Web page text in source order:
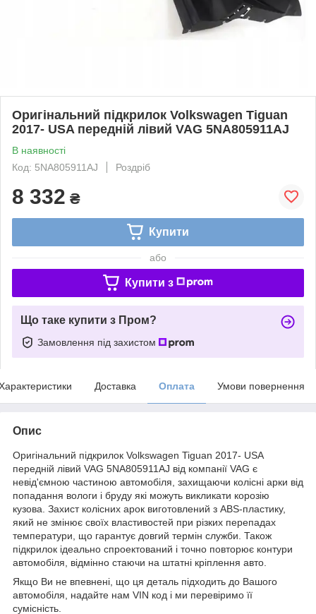
Оригінальний підкрилок Volkswagen Tiguan
2017- USA передній лівий VAG 5NA805911AJ
В наявності
Код: 5NA805911AJ
Роздріб
8 332 ₴
Купити
або
Купити з
Що таке купити з Пром?
Замовлення під захистом
Доставка Оплата Умови повернення
Опис
Оригінальний підкрилок Volkswagen Tiguan 2017- USA
передній лівий VAG 5NA805911AJ від компанії VAG є
невід'ємною частиною автомобіля, захищаючи колісні арки від
попадання вологи і бруду які можуть викликати корозію
кузова. Захист колісних арок виготовлений з ABS-пластику,
який не змінює своїх властивостей при різких перепадах
температури, що гарантує довгий термін служби. Також
підкрилок ідеально спроектований і точно повторює контури
автомобіля, відмінно стаючи на штатні кріплення авто.
Якщо Ви не впевнені, що ця деталь підходить до Вашого
автомобіля, надайте нам VIN код і ми перевіримо її
сумісність.